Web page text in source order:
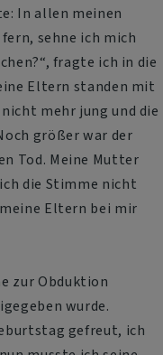
In allen meinen
sehne ich mich
fragte ich in die
Eltern standen mit
mehr jung und die
größer war der
Tod. Meine Mutter
die Stimme nicht
Eltern bei mir
zur Obduktion
wurde.
gefreut, ich